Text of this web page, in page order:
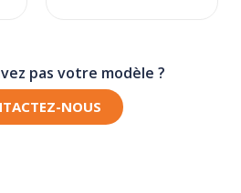
pas votre modèle ?
NOUS